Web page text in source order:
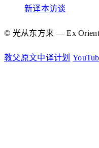
新译本访谈
© 光从东方来 — Ex
教父原文中译计划